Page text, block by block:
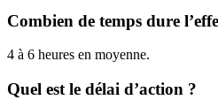
Combien de temps dure
4 à 6 heures en moyenne.
Quel est le délai d’action ?